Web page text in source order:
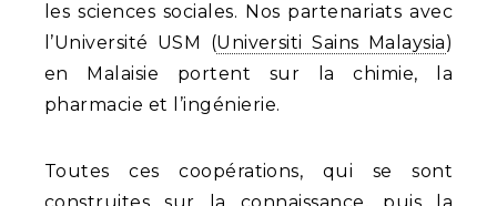
les sciences sociales. Nos partenariats avec
l’Université USM (Universiti Sains Malaysia)
en Malaisie portent sur la chimie, la
pharmacie et l’ingénierie.
Toutes ces coopérations, qui se sont